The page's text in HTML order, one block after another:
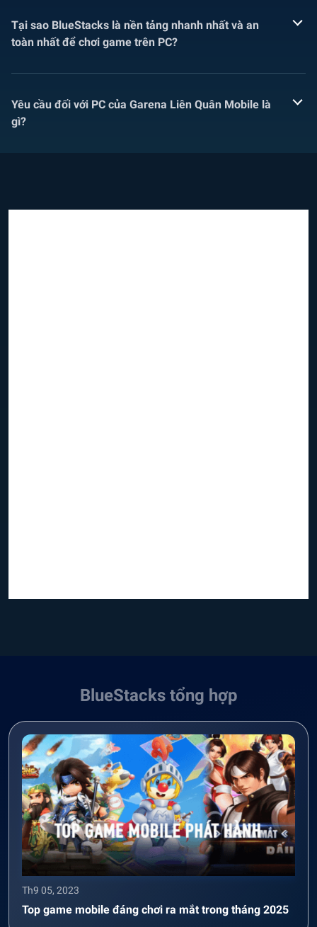
Tại sao BlueStacks là nền tảng nhanh nhất và an
toàn nhất để chơi game trên PC?
Yêu cầu đối với PC của Garena Liên Quân Mobile là
gì?
BlueStacks tổng hợp
Th9 05, 2023
Top game mobile đáng chơi ra mắt trong tháng 2025